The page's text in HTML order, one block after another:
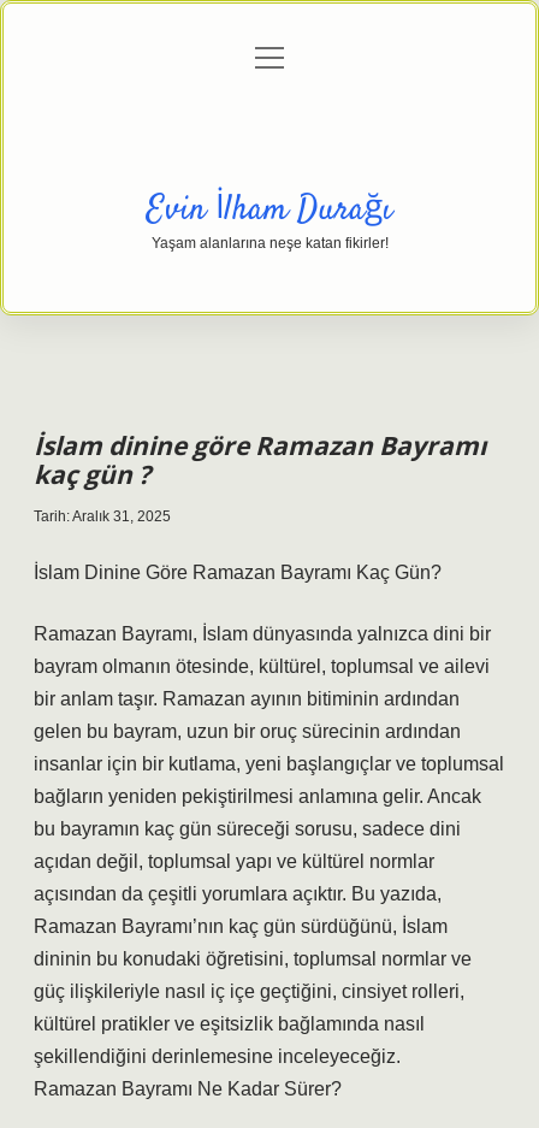
Gizlilik Politikası
menüyü
Evin İlham Durağı
Yaşam alanlarına neşe katan fikirler!
İslam dinine göre Ramazan Bayramı
kaç gün ?
Tarih: Aralık 31, 2025
İslam Dinine Göre Ramazan Bayramı Kaç Gün?
Ramazan Bayramı, İslam dünyasında yalnızca dini bir
bayram olmanın ötesinde, kültürel, toplumsal ve ailevi
bir anlam taşır. Ramazan ayının bitiminin ardından
gelen bu bayram, uzun bir oruç sürecinin ardından
insanlar için bir kutlama, yeni başlangıçlar ve toplumsal
bağların yeniden pekiştirilmesi anlamına gelir. Ancak
bu bayramın kaç gün süreceği sorusu, sadece dini
açıdan değil, toplumsal yapı ve kültürel normlar
açısından da çeşitli yorumlara açıktır. Bu yazıda,
Ramazan Bayramı’nın kaç gün sürdüğünü, İslam
dininin bu konudaki öğretisini, toplumsal normlar ve
güç ilişkileriyle nasıl iç içe geçtiğini, cinsiyet rolleri,
kültürel pratikler ve eşitsizlik bağlamında nasıl
şekillendiğini derinlemesine inceleyeceğiz.
Ramazan Bayramı Ne Kadar Sürer?